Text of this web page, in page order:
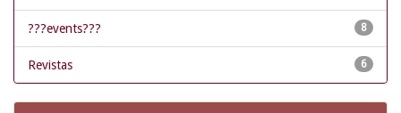
8
???events???
6
Revistas